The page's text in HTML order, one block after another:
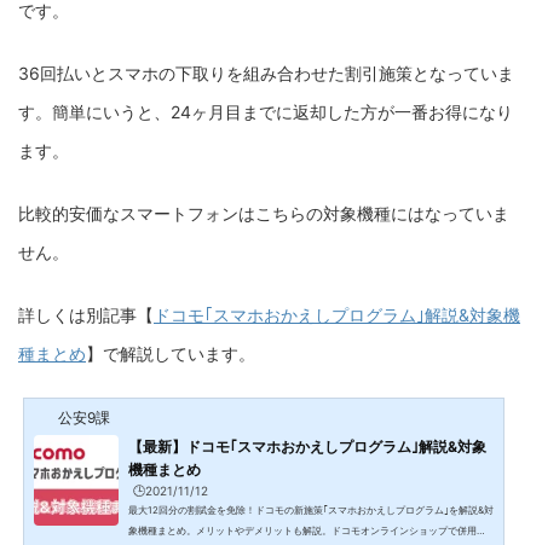
です。
36回払いとスマホの下取りを組み合わせた割引施策となっていま
す。簡単にいうと、24ヶ月目までに返却した方が一番お得になり
ます。
比較的安価なスマートフォンはこちらの対象機種にはなっていま
せん。
詳しくは別記事【 ドコモ｢スマホおかえしプログラム｣解説&対象機
種まとめ】で解説しています。
公安9課
【最新】ドコモ｢スマホおかえしプログラム｣解説&対象
機種まとめ
🕒️2021/11/12
最大12回分の割賦金を免除！ドコモの新施策｢スマホおかえしプログラム｣を解説&対
象機種まとめ。メリットやデメリットも解説。ドコモオンラインショップで併用で